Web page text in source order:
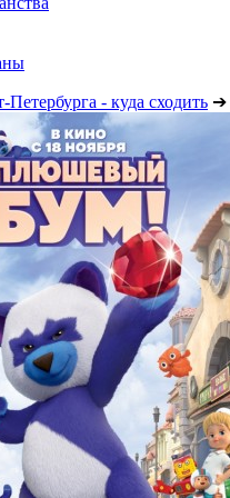
- куда сходить ➔